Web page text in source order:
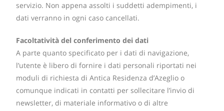
servizio. Non appena assolti i suddetti adempimenti, i
dati verranno in ogni caso cancellati.
Facoltatività del conferimento dei dati
A parte quanto specificato per i dati di navigazione,
l’utente è libero di fornire i dati personali riportati nei
moduli di richiesta di Antica Residenza d’Azeglio o
comunque indicati in contatti per sollecitare l’invio di
newsletter, di materiale informativo o di altre